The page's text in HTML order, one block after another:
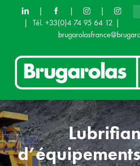
| |
|
|
Tél. +33(0)4 74 95 64 12 |